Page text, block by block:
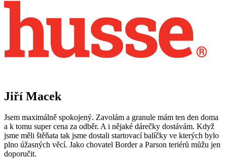
Jiří Macek
Jsem maximálně spokojený. Zavolám a granule mám ten den doma
a k tomu super cena za odběr. A i nějaké dárečky dostávám. Když
jsme měli štěňata tak jsme dostali startovací balíčky ve kterých bylo
plno úžasných věcí. Jako chovatel Border a Parson teriérů můžu jen
doporučit.